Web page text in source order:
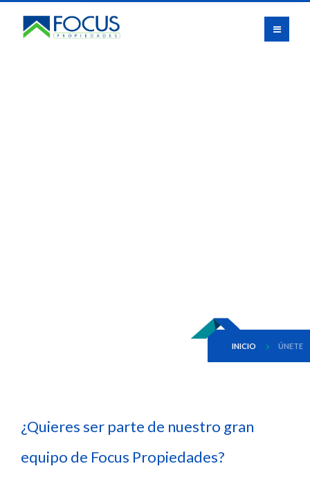
INICIO ÚNETE
¿Quieres ser parte de nuestro gran
equipo de Focus Propiedades?